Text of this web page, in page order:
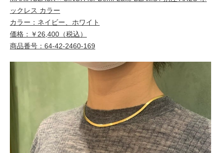
ックレス カラー
カラー：ネイビー、ホワイト
価格：￥26,400（税込）
商品番号：64-42-2460-169